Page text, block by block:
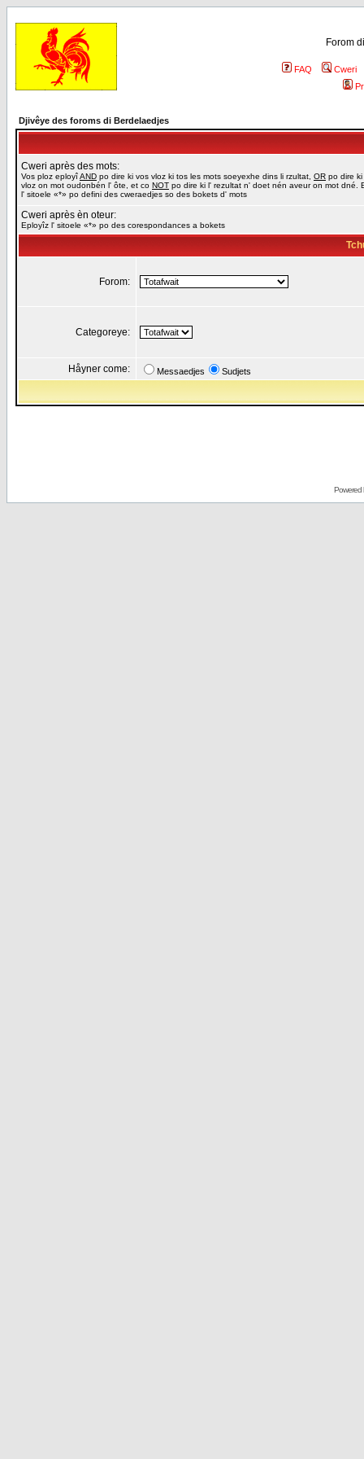
Forom
FAQ
Cweri
Djivêye des foroms di Berdelaedjes
Cweri après des mots:
Vos ploz eployîAND po dire ki vos vloz ki tos les mots soeyexhe dins li rzultat, OR po dire ki
vloz on mot oudonbén l' ôte, et co NOT po dire ki l' rezultat n' doet nén aveur on mot dné.
l' sitoele «*» po defini des cweraedjes so des bokets d' mots
Cweri après èn oteur:
Eployîz l' sitoele «*» po des corespondances a bokets
Forom:
Categoreye:
Håyner come: Messaedjes Sudjets
Powered